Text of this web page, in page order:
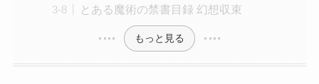
とある魔術の禁書目録 幻想収束
もっと見る